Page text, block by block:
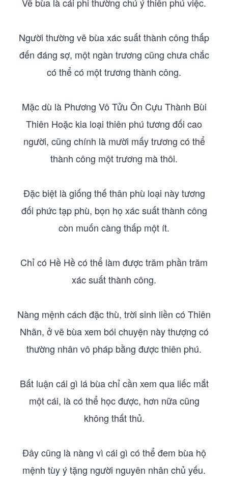
Người thường vẽ bùa xác suất thành công thấp
đến đáng sợ, một ngàn trương cũng chưa chắc
có thể có một trương thành công.
Mặc dù là Phương Vô Tửu Ôn Cựu Thành Bùi
Thiên Hoặc kia loại thiên phú tương đối cao
người, cũng chính là mười mấy trương có thể
thành công một trương mà thôi.
Đặc biệt là giống thế thân phù loại này tương
đối phức tạp phù, bọn họ xác suất thành công
còn muốn càng thấp một ít.
Chỉ có Hề Hề có thể làm được trăm phần trăm
xác suất thành công.
Nàng mệnh cách đặc thù, trời sinh liền có Thiên
Nhãn, ở vẽ bùa xem bói chuyện này thượng có
thường nhân vô pháp bằng được thiên phú.
Bất luận cái gì lá bùa chỉ cần xem qua liếc mắt
một cái, là có thể học được, hơn nữa cũng
không thất thủ.
Đây cũng là nàng vì cái gì có thể đem bùa hộ
mệnh tùy ý tặng người nguyên nhân chủ yếu.